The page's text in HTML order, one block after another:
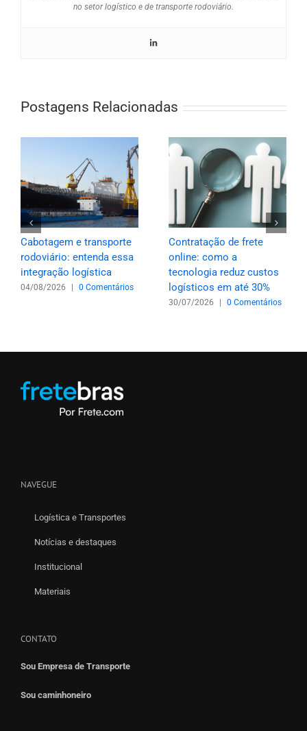
no setor logístico e de transporte rodoviário.
Postagens Relacionadas
Cabotagem e transporte
rodoviário: entenda essa
integração logística
04/08/2026 0 Comentários
Contratação de frete
online: como a
tecnologia reduz custos
logísticos em até 30%
30/07/2026 0 Comentários
NAVEGUE
Logística e Transportes
Notícias e destaques
Institucional
Materiais
CONTATO
Sou Empresa de Transporte
Sou caminhoneiro